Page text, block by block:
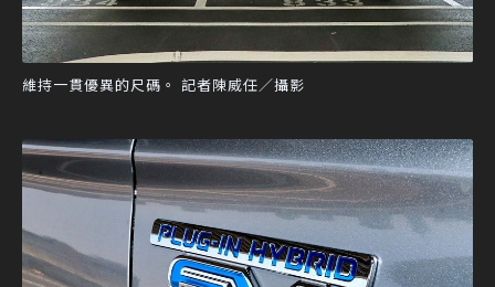
維持一貫優異的尺碼。 記者陳威任／攝影